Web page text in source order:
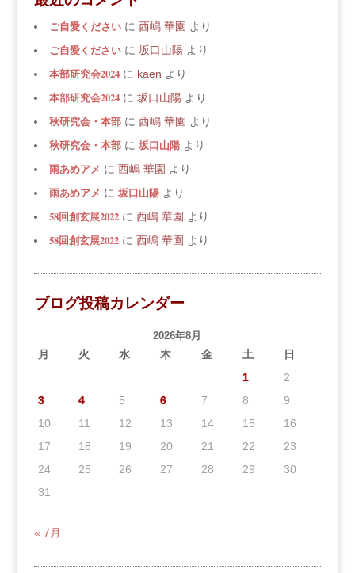
ご自愛くださいに 西嶋 華園 より
ご自愛くださいに 坂口山陽より
本部研究会2024に kaen より
本部研究会2024に 坂口山陽より
秋研究会・本部に 西嶋 華園 より
秋研究会・本部に 坂口山陽より
雨あめアメ に 西嶋 華園 より
雨あめアメ に 坂口山陽より
58回創玄展2022に 西嶋 華園 より
58回創玄展2022に 西嶋 華園 より
ブログ投稿カレンダー
2026年8月
月 火 水 木 金 土
日
1
2
3
4 5 6 7 8
9
10
11 12 13 14 15
16
17
18 19 20 21 22
23
24
25 26 27 28 29
30
31
« 7月